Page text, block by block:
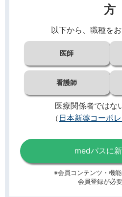
方
以下から、職種を
医師
看護師
医療関係者ではな
（ 日本新薬コーポ
medパスに
※会員コンテンツ・機能
会員登録が必要